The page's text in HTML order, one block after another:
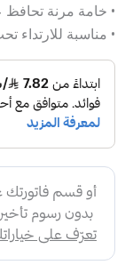
• خامة مرنة تحافظ
• مناسبة للارتداء